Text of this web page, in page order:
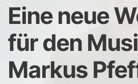
Eine neue
für den
Markus